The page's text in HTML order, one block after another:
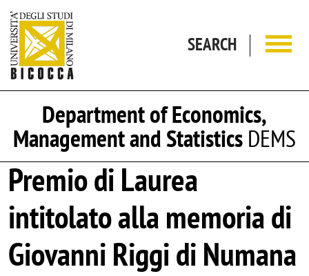
SEARCH
Department of Economics,
Management and StatisticsDEMS
Premio di Laurea
intitolato alla memoria di
Giovanni Riggi di Numana